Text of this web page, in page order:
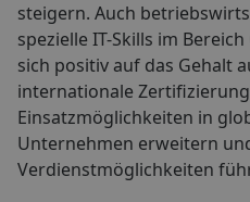
steigern. Auch
spezielle IT-Skills im
sich positiv auf das Gehalt
internationale
Einsatzmöglichkeiten in
Unternehmen erweitern
Verdienstmöglichkeiten